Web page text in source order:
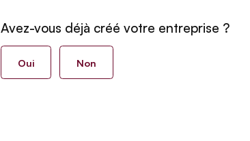
Avez-vous déjà créé votre entreprise ?
Oui Non